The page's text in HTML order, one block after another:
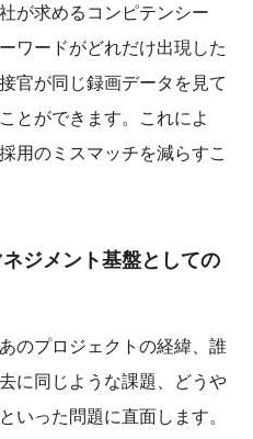
が求めるコンピテンシー
ワードがどれだけ出現した
官が同じ録画データを見て
とができます。これによ
用のミスマッチを減らすこ
ジメント基盤としての
のプロジェクトの経緯、誰
に同じような課題、どうや
いった問題に直面します。